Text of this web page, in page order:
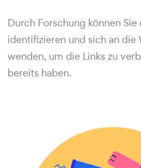
Durch Forschung können
identifizieren und sich an die
wenden, um die Links zu
bereits haben.